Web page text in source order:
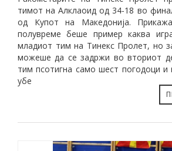
тимот на Алклаоид од 34-18 во
од Купот на Македонија.
полувреме беше пример каква
младиот тим на Тинекс Пролет, но
можеше да се задржи во вториот
тим псотигна само шест погодоци и
убе